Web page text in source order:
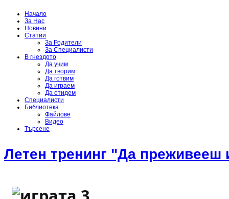
Начало
За Нас
Новини
Статии
За Родители
За Специалисти
В гнездото
Да учим
Да творим
Да готвим
Да играем
Да отидем
Специалисти
Библиотека
Файлове
Видео
Търсене
Летен тренинг "Да преживееш